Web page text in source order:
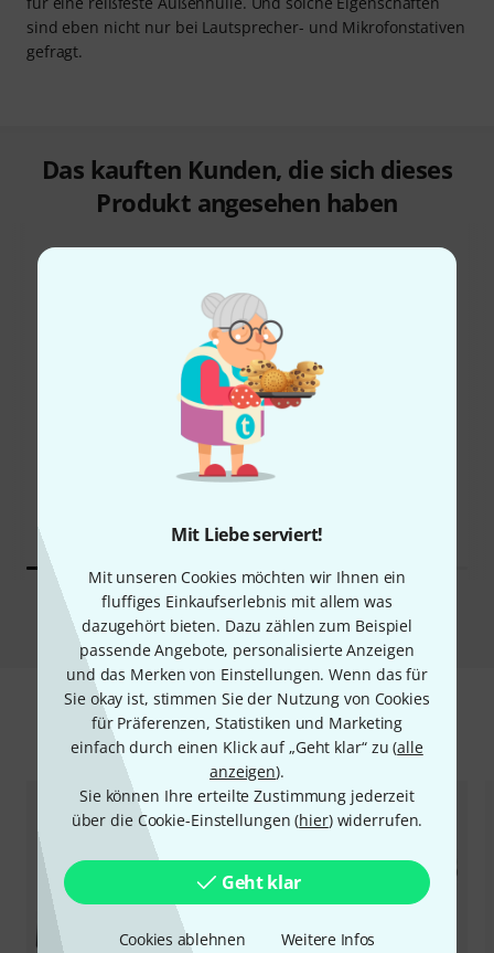
Mit Liebe serviert!
Mit unseren Cookies möchten wir Ihnen ein
fluffiges Einkaufserlebnis mit allem was
dazugehört bieten. Dazu zählen zum Beispiel
passende Angebote, personalisierte Anzeigen
und das Merken von Einstellungen. Wenn das für
Sie okay ist, stimmen Sie der Nutzung von Cookies
für Präferenzen, Statistiken und Marketing
einfach durch einen Klick auf „Geht klar“ zu (alle
anzeigen).
Sie können Ihre erteilte Zustimmung jederzeit
über die Cookie-Einstellungen (hier) widerrufen.
Geht klar
Cookies ablehnen Weitere Infos
sind eben nicht nur bei Lautsprecher- und Mikrofonstativen
gefragt.
Das kauften Kunden, die sich dieses
Produkt angesehen haben
31%
GENAU DIESES PRODUKT
Gator Speaker Stand Bag
Vergleichen
Zubehör & passende Artikel